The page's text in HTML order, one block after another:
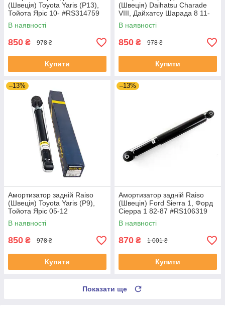
(Швеція) Toyota Yaris (P13),
Тойота Яріс 10- #RS314759
UANWOQS4
В наявності
850 ₴ 978 ₴
Купити
(Швеція) Daihatsu Charade
VIII, Дайхатсу Шарада 8 11-
#RS314759 UAAAAFU4
В наявності
850 ₴ 978 ₴
Купити
–13%
Амортизатор задній Raiso
(Швеція) Toyota Yaris (P9),
Тойота Яріс 05-12
#RS314759 UANWOQS4
В наявності
850 ₴ 978 ₴
Купити
–13%
Амортизатор задній Raiso
(Швеція) Ford Sierra 1, Форд
Сіерра 1 82-87 #RS106319
UAHRBGR4
В наявності
870 ₴ 1 001 ₴
Купити
Показати ще